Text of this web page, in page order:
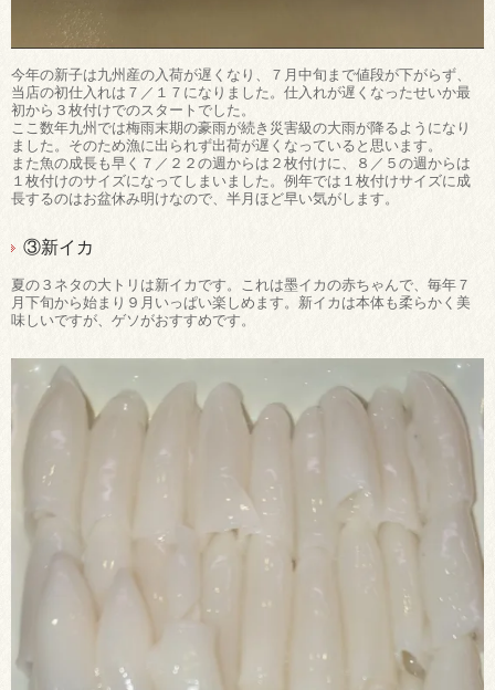
今年の新子は九州産の入荷が遅くなり、７月中旬まで値段が下がらず、
当店の初仕入れは７／１７になりました。仕入れが遅くなったせいか最
初から３枚付けでのスタートでした。
ここ数年九州では梅雨末期の豪雨が続き災害級の大雨が降るようになり
ました。そのため漁に出られず出荷が遅くなっていると思います。
また魚の成長も早く７／２２の週からは２枚付けに、８／５の週からは
１枚付けのサイズになってしまいました。例年では１枚付けサイズに成
長するのはお盆休み明けなので、半月ほど早い気がします。
③新イカ
夏の３ネタの大トリは新イカです。これは墨イカの赤ちゃんで、毎年７
月下旬から始まり９月いっぱい楽しめます。新イカは本体も柔らかく美
味しいですが、ゲソがおすすめです。